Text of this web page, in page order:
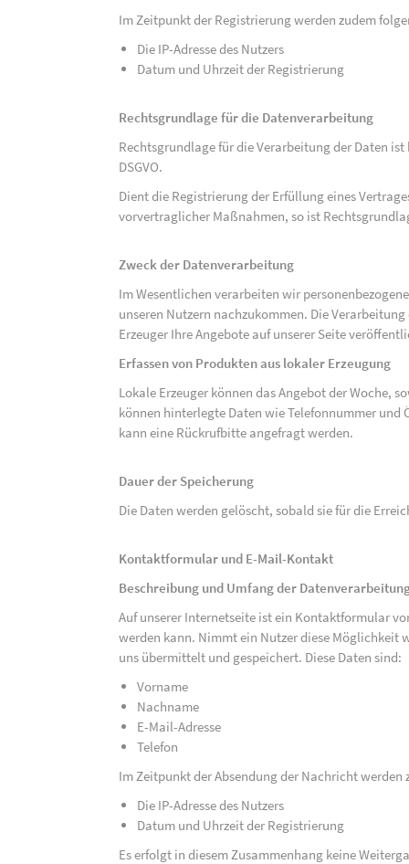
Im Zeitpunkt der Registrierung werden zudem
Die IP-Adresse des Nutzers
Datum und Uhrzeit der Registrierung
Rechtsgrundlage für die Datenverarbeitung
Rechtsgrundlage für die Verarbeitung der Daten
DSGVO.
Dient die Registrierung der Erfüllung eines
vorvertraglicher Maßnahmen, so ist
Zweck der Datenverarbeitung
Im Wesentlichen verarbeiten wir
unseren Nutzern nachzukommen. Die
Erzeuger Ihre Angebote auf unserer Seite
Erfassen von Produkten aus lokaler Erzeugung
Lokale Erzeuger können das Angebot der Woche,
können hinterlegte Daten wie Telefonnummer und
kann eine Rückrufbitte angefragt werden.
Dauer der Speicherung
Die Daten werden gelöscht, sobald sie für die
Kontaktformular und E-Mail-Kontakt
Beschreibung und Umfang der
Auf unserer Internetseite ist ein Kontaktformular
werden kann. Nimmt ein Nutzer diese Möglichkeit
uns übermittelt und gespeichert. Diese Daten sind:
Vorname
Nachname
E-Mail-Adresse
Telefon
Im Zeitpunkt der Absendung der Nachricht werden
Die IP-Adresse des Nutzers
Datum und Uhrzeit der Registrierung
Es erfolgt in diesem Zusammenhang keine